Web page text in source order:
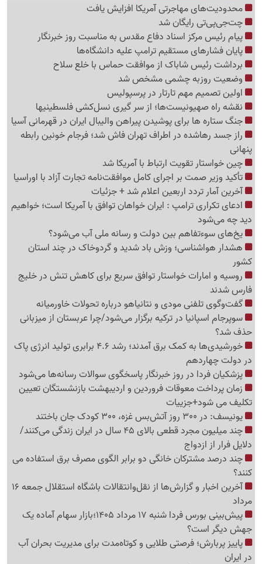
محدودیت‌های مهاجرتی آمریکا افزایش یافت
چت‌جی‌پی‌تی رایگان شد
پیام رئیس مرکز اسناد دفاع مقدس به مناسبت روز خبرنگار
پایان فشارهای مستقیم ترامپ علیه دانشگاه‌ها
برداشت رئیس شاباک از موافقت حماس با خلع سلاح
وضعیت روزبه چشمی مشخص شد
اولین تصمیم مهم تارتار در پرسپولیس
نقشه راه صهیونیست‌ها؛ از سر گیری نسل‌کشی فلسطینی‍ها
جنگ ستاره ها برای پوشیدن پیراهن والیبال ایران در قهرمانی آسیا
راز جسد رهاشده در اطراف تهران فاش شد؛ فرجام خونین رابطه
پنهانی
چین خواستار تقویت ارتباط با آمریکا شد
تأکید وزیر صمت بر اجرای کامل موافقت‌نامه تجارت آزاد با اوراسیا
آخرین آمار تردد اربعین اعلام شد + جزئیات
ادعای تکراری ترامپ : ایران خواهان توافق با آمریکا است؛ خواهیم
دید چه می‌شود
یخ‌های سوءتفاهم بین دولت و رسانه ملی آب می‌شود؟
هشدار هواشناسی؛ وزش باد شدید و گردوخاک در چند استان
کشور
روسیه و امارات خواستار توافق سریع برای کاهش تنش در خلیج
فارس شدند
گفت‌وگوی تلفنی مودی و نتانیاهو درباره تحولات خاورمیانه
سوپرجام اسپانیا در ترکیه برگزار می‌شود/چرا عربستان از میزبانی
حذف شد؟
خورشیدی‌ها به کمک برق آمدند؛ رشد 4.6 برابری تولید انرژی پاک
در دولت چهاردهم
پزشکیان فردا در روز خبرنگار پاسخگوی سوالات رسانه‌ها می‌شود
زمان پرداخت معوقات فروردین و اردیبهشت بازنشستگان تعیین
تکلیف می شود+جزییات
یونیسف: در 300 روز آتش‌بس غزه، 300 کودک جان باختند
چند میلیون مجرد قطعی بالای 45 سال در ایران زندگی می‌کنند/
دلایل فرار از ازدواج
چند درصد مشترکان خانگی دو برابر الگوی مصرف برق استفاده می
کنند؟
آخرین اخبار و گزارش‌ها از نقل‌وانتقالات باشگاه استقلال جمعه 16
مرداد
پیش‌بینی بورس فردا شنبه 17 مرداد 1405؛بازار سهام آماده یک
جهش دیگر است؟
پاییز پربارش؛ فرصتی طلایی و کوتاه‌مدت برای مدیریت بحران آب
در ایران